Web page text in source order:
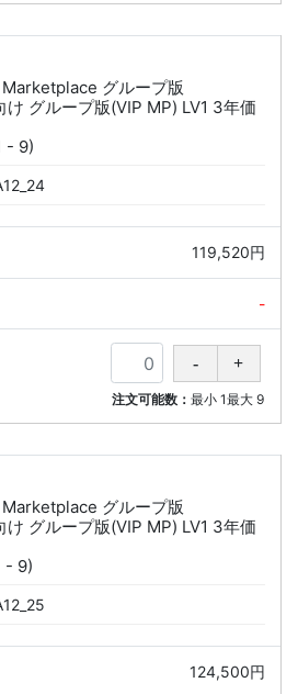
グループ版
グループ版(VIP MP) LV1 3年価
- 9)
119,520円
-
注文可能数：最小 1最大 9
グループ版
グループ版(VIP MP) LV1 3年価
- 9)
124,500円